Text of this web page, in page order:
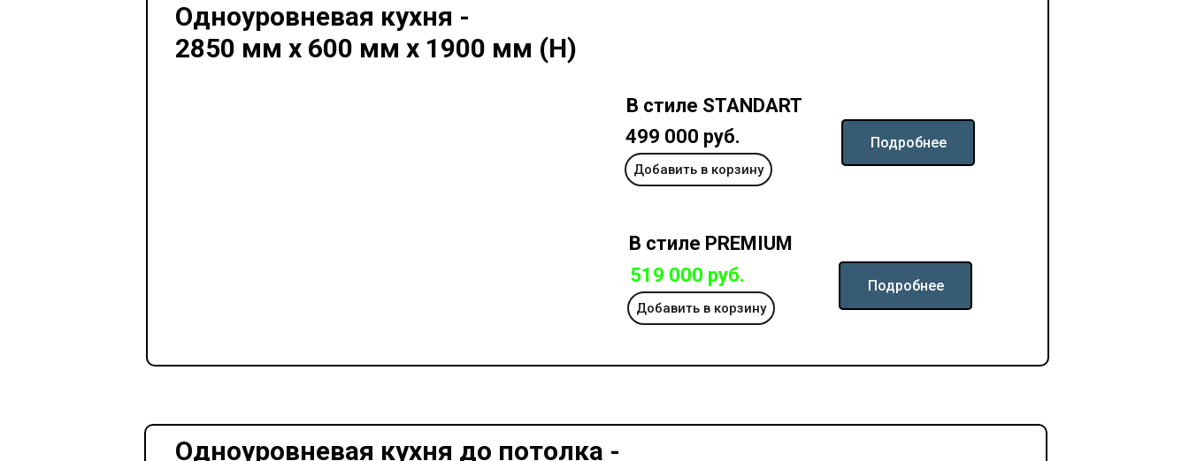
Подробнее
Подробнее
В стиле STANDART
Добавить в корзину
499 000 руб.
В стиле PREMIUM
Одноуровневая кухня -
2850 мм х 600 мм х 1900 мм (Н)
Добавить в корзину
519 000 руб.
Одноуровневая кухня до потолка -